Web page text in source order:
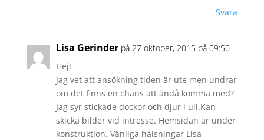
Svara
Lisa Gerinder på 27 oktober, 2015 på 09:50
Hej!
Jag vet att ansökning tiden är ute men undrar
om det finns en chans att ändå komma med?
Jag syr stickade dockor och djur i ull.Kan
skicka bilder vid intresse. Hemsidan är under
konstruktion. Vänliga hälsningar Lisa